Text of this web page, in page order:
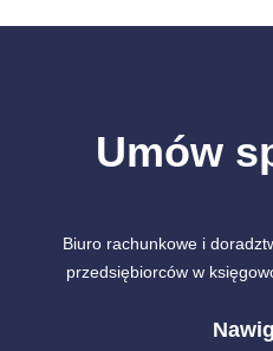
Umów
Biuro rachunkowe i
przedsiębiorców w